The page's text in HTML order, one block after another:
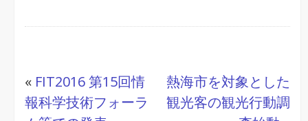
« FIT2016 第15回情
報科学技術フォーラ
熱海市を対象とした
観光客の観光行動調